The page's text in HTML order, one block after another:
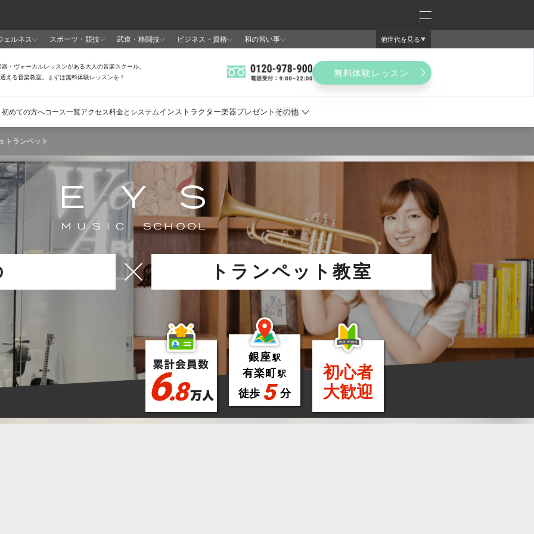
トランペット
トランペット教室
6.8
銀座 駅
有楽町駅
徒歩 5 分
初心者
大歓迎